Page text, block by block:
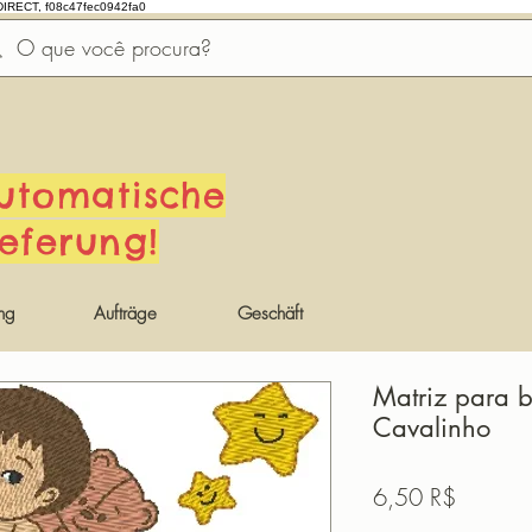
f08c47fec0942fa0
Aufträge Geschäft
Matriz para
Cavalinho
6,50 R$